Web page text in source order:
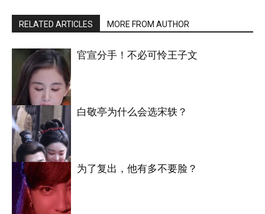
RELATED ARTICLES MORE FROM AUTHOR
明星八卦
官宣分手！不必可怜王子文
明星八卦
白敬亭为什么会选宋轶？
为了复出，他有多不要脸？